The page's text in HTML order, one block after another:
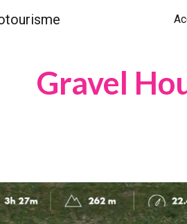
Skip to main content
Gravel